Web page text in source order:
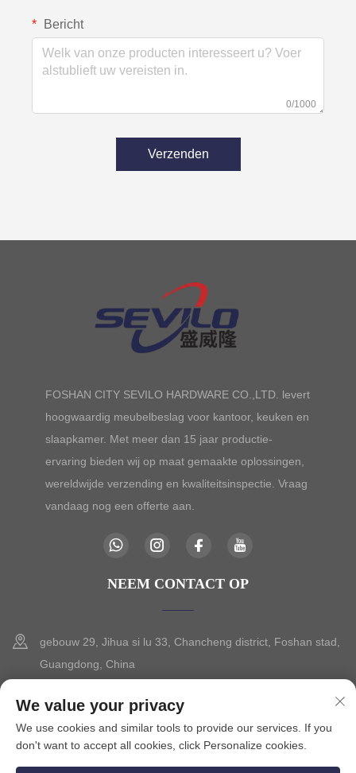
Bericht
0/1000
Verzenden
FOSHAN CITY SEVILO HARDWARE CO.,LTD. levert
hoogwaardig meubelbeslag voor kantoor, keuken en
slaapkamer. Met meer dan 15 jaar productie-
ervaring bieden wij op maat gemaakte oplossingen,
wereldwijde verzending en kwaliteitsinspectie. Vraag
vandaag nog een offerte aan.
NEEM CONTACT OP
gebouw 29, Jihua si lu 33, Chancheng district, Foshan stad,
Guangdong, China
+86-13630015425
[email protected]
We value your privacy
We use cookies and similar tools to provide our services. If you
don't want to accept all cookies, click Personalize cookies.